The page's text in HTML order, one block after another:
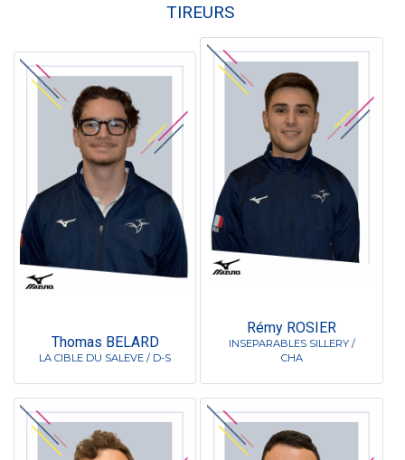
TIREURS
Thomas BELARD
LA CIBLE DU SALEVE / D-S
Rémy ROSIER
INSEPARABLES SILLERY /
CHA